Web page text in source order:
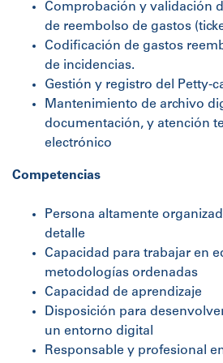
Comprobación y validación
de reembolso de gastos
Codificación de gastos
de incidencias.
Gestión y registro del Petty-
Mantenimiento de archivo
documentación, y atención
electrónico
Competencias
Persona altamente
detalle
Capacidad para trabajar en
metodologías ordenadas
Capacidad de aprendizaje
Disposición para
un entorno digital
Responsable y profesional